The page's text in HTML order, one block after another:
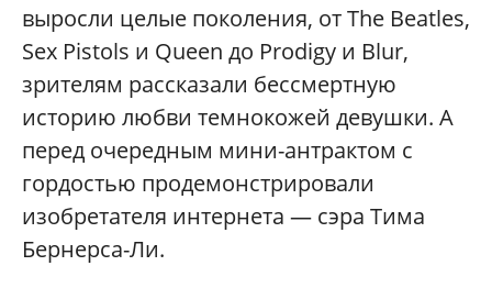
выросли целые поколения, от The Beatles,
Seх Pistols и Queen до Prodigy и Blur,
зрителям рассказали бессмертную
историю любви темнокожей девушки. А
перед очередным мини-антрактом с
гордостью продемонстрировали
изобретателя интернета — сэра Тима
Бернерса-Ли.